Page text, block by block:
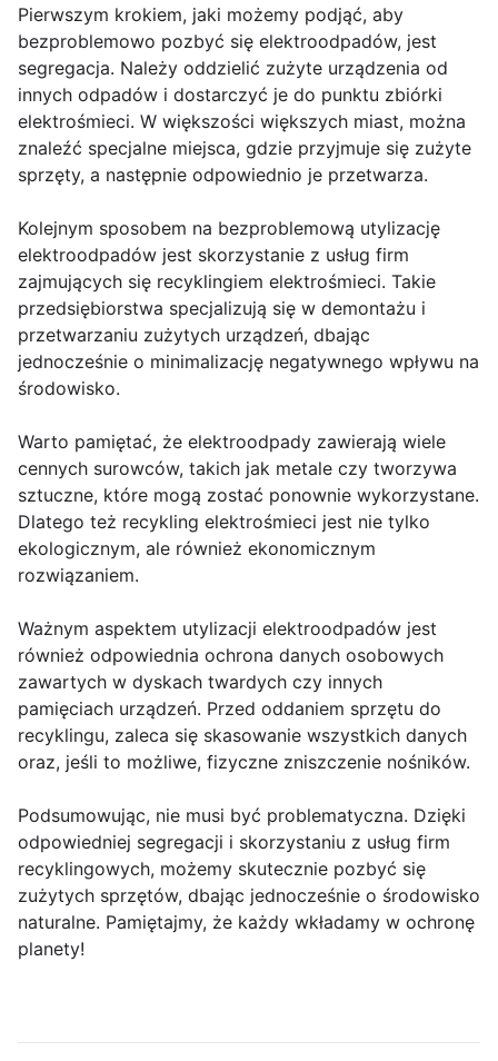
Pierwszym krokiem, jaki możemy podjąć, aby
bezproblemowo pozbyć się elektroodpadów, jest
segregacja. Należy oddzielić zużyte urządzenia od
innych odpadów i dostarczyć je do punktu zbiórki
elektrośmieci. W większości większych miast, można
znaleźć specjalne miejsca, gdzie przyjmuje się zużyte
sprzęty, a następnie odpowiednio je przetwarza.
Kolejnym sposobem na bezproblemową utylizację
elektroodpadów jest skorzystanie z usług firm
zajmujących się recyklingiem elektrośmieci. Takie
przedsiębiorstwa specjalizują się w demontażu i
przetwarzaniu zużytych urządzeń, dbając
jednocześnie o minimalizację negatywnego wpływu na
środowisko.
Warto pamiętać, że elektroodpady zawierają wiele
cennych surowców, takich jak metale czy tworzywa
sztuczne, które mogą zostać ponownie wykorzystane.
Dlatego też recykling elektrośmieci jest nie tylko
ekologicznym, ale również ekonomicznym
rozwiązaniem.
Ważnym aspektem utylizacji elektroodpadów jest
również odpowiednia ochrona danych osobowych
zawartych w dyskach twardych czy innych
pamięciach urządzeń. Przed oddaniem sprzętu do
recyklingu, zaleca się skasowanie wszystkich danych
oraz, jeśli to możliwe, fizyczne zniszczenie nośników.
Podsumowując, nie musi być problematyczna. Dzięki
odpowiedniej segregacji i skorzystaniu z usług firm
recyklingowych, możemy skutecznie pozbyć się
zużytych sprzętów, dbając jednocześnie o środowisko
naturalne. Pamiętajmy, że każdy wkładamy w ochronę
planety!